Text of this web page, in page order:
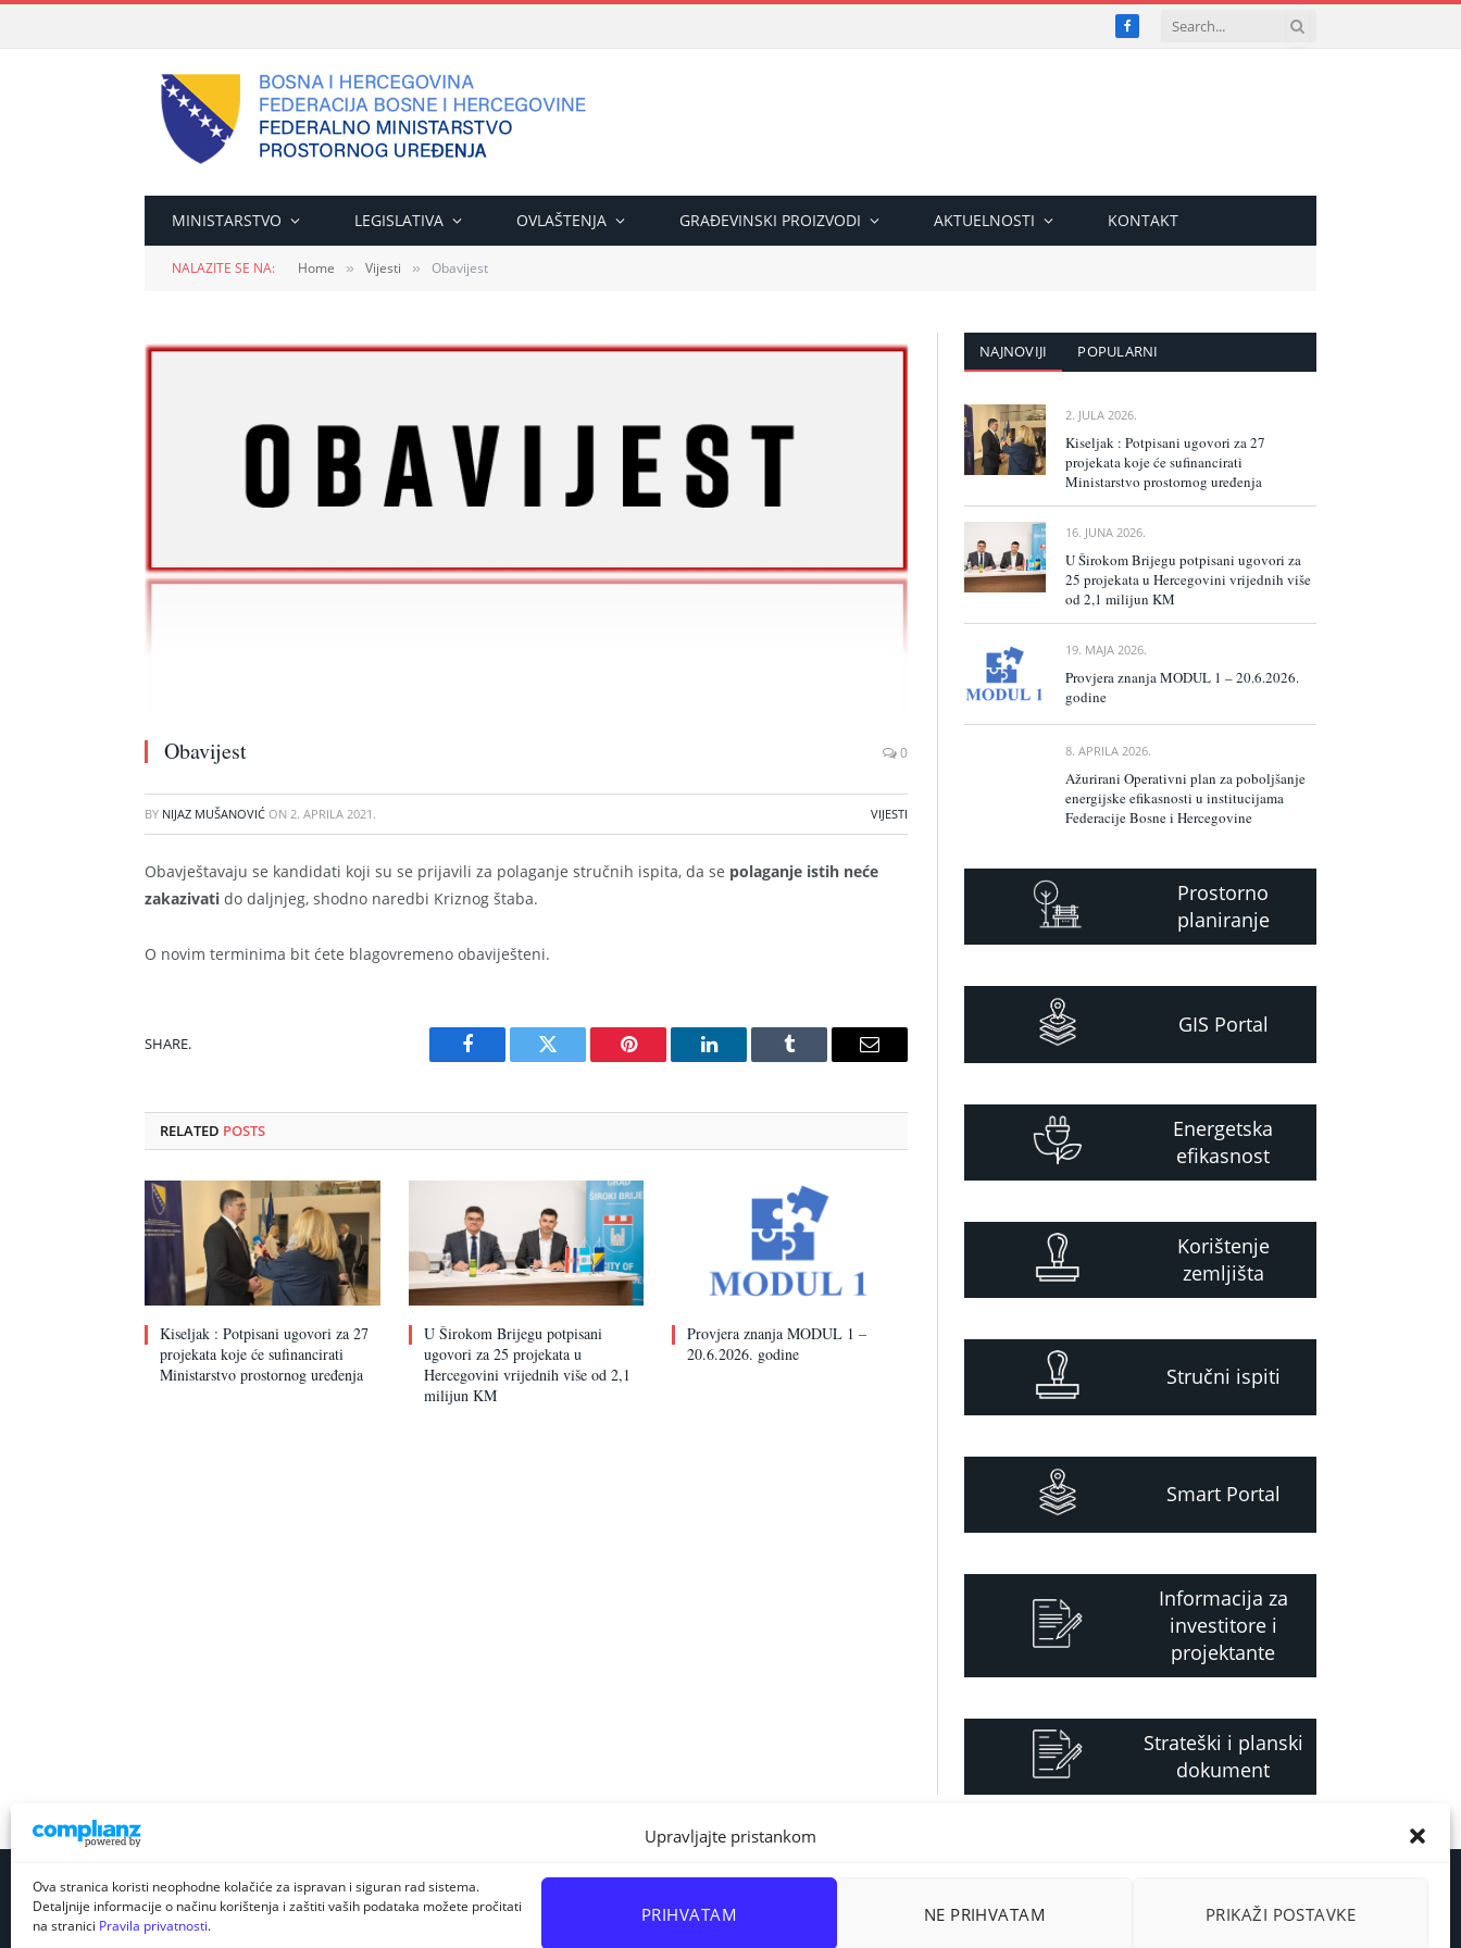
Upravljajte pristankom
Ova stranica koristi neophodne kolačiće za ispravan i siguran rad sistema.
Detaljnije informacije o načinu korištenja i zaštiti vaših podataka možete pročitati
na stranici Pravila privatnosti.
PRIHVATAM NE PRIHVATAM PRIKAŽI POSTAVKE
Facebook
MINISTARSTVO LEGISLATIVA OVLAŠTENJA GRAĐEVINSKI PROIZVODI AKTUELNOSTI KONTAKT
NALAZITE SE NA: Home » Vijesti » Obavijest
Obavijest 0
BY NIJAZ MUŠANOVIĆ ON 2. APRILA 2021. VIJESTI
Obavještavaju se kandidati koji su se prijavili za polaganje stručnih ispita, da se polaganje istih neće
zakazivati do daljnjeg, shodno naredbi Kriznog štaba.
O novim terminima bit ćete blagovremeno obaviješteni.
SHARE.
Facebook Twitter Pinterest LinkedIn Tumblr Email
RELATED POSTS
Kiseljak : Potpisani ugovori za 27
projekata koje će sufinancirati
Ministarstvo prostornog uređenja
U Širokom Brijegu potpisani
ugovori za 25 projekata u
Hercegovini vrijednih više od 2,1
milijun KM
Provjera znanja MODUL 1 –
20.6.2026. godine
NAJNOVIJI POPULARNI
2. JULA 2026.
Kiseljak : Potpisani ugovori za 27
projekata koje će sufinancirati
Ministarstvo prostornog uređenja
16. JUNA 2026.
U Širokom Brijegu potpisani ugovori za
25 projekata u Hercegovini vrijednih više
od 2,1 milijun KM
19. MAJA 2026.
Provjera znanja MODUL 1 – 20.6.2026.
godine
8. APRILA 2026.
Ažurirani Operativni plan za poboljšanje
energijske efikasnosti u institucijama
Federacije Bosne i Hercegovine
Prostorno
planiranje
GIS Portal
Energetska
efikasnost
Korištenje
zemljišta
Stručni ispiti
Smart Portal
Informacija za
investitore i
projektante
Strateški i planski
dokument